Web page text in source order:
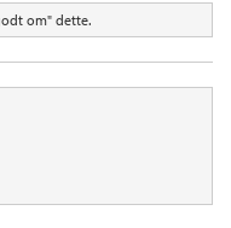
om" dette.